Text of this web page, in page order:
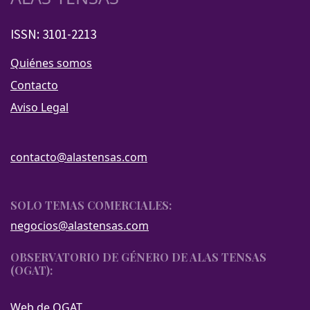
ISSN: 3101-2213
Quiénes somos
Contacto
Aviso Legal
contacto@alastensas.com
SOLO TEMAS COMERCIALES:
negocios@alastensas.com
OBSERVATORIO DE GÉNERO DE ALAS TENSAS
(OGAT):